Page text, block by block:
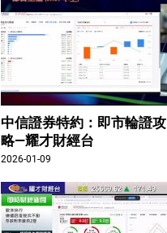
中信證券特約：即市輪證攻
略—耀才財經台
2026-01-09